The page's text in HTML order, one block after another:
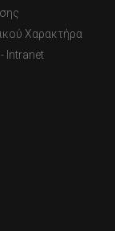
Χαρακτήρα
Intranet